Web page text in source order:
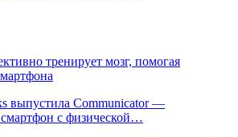
тренирует мозг, помогая
выпустила Communicator —
с физической…